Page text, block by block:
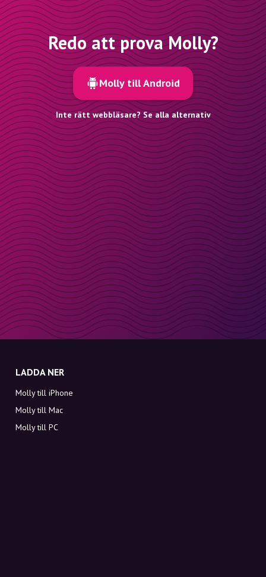
Redo att prova Molly?
Molly till Android
Inte rätt webbläsare? Se alla alternativ
LADDA NER
Molly till iPhone
Molly till Mac
Molly till PC